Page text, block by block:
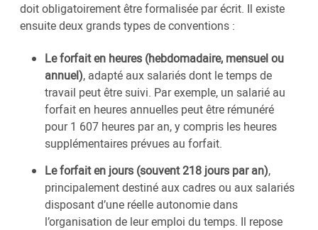
doit obligatoirement être formalisée par écrit. Il existe
ensuite deux grands types de conventions :
Le forfait en heures (hebdomadaire, mensuel ou
annuel), adapté aux salariés dont le temps de
travail peut être suivi. Par exemple, un salarié au
forfait en heures annuelles peut être rémunéré
pour 1 607 heures par an, y compris les heures
supplémentaires prévues au forfait.
Le forfait en jours (souvent 218 jours par an),
principalement destiné aux cadres ou aux salariés
disposant d’une réelle autonomie dans
l’organisation de leur emploi du temps. Il repose